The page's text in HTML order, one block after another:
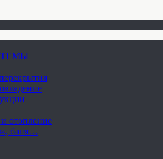
отопление
баня…